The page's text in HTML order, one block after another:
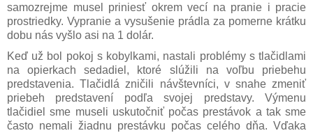
samozrejme musel priniesť okrem vecí na pranie i pracie
prostriedky. Vypranie a vysušenie prádla za pomerne krátku
dobu nás vyšlo asi na 1 dolár.
Keď už bol pokoj s kobylkami, nastali problémy s tlačidlami
na opierkach sedadiel, ktoré slúžili na voľbu priebehu
predstavenia. Tlačidlá zničili návštevníci, v snahe zmeniť
priebeh predstavení podľa svojej predstavy. Výmenu
tlačidiel sme museli uskutočniť počas prestávok a tak sme
často nemali žiadnu prestávku počas celého dňa. Vďaka